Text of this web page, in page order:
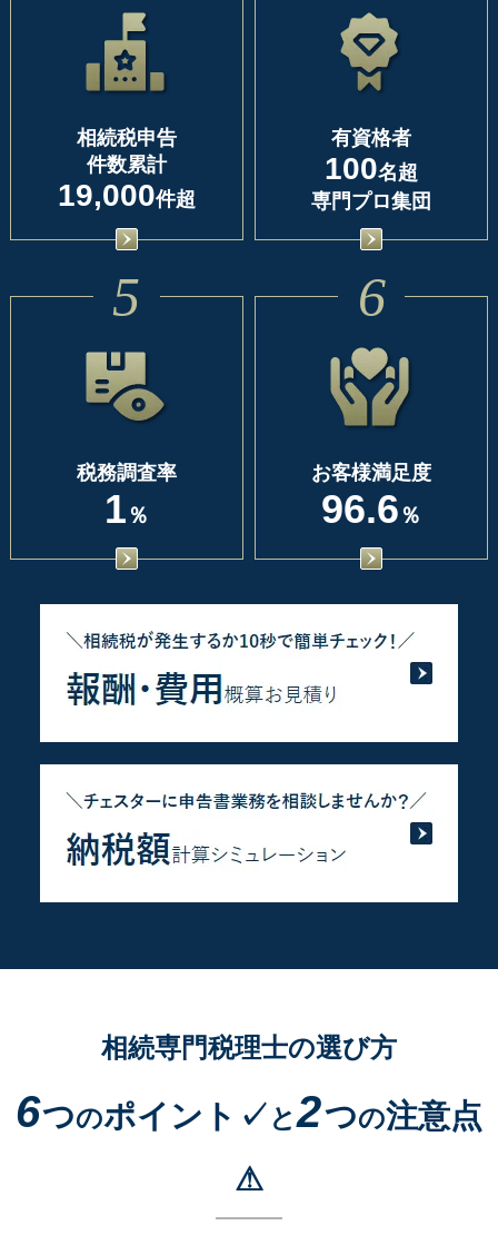
相続税申告
件数累計
19,000件超
有資格者
100名超
専門プロ集団
5
税務調査率
1 ％
6
お客様満足度
96.6 ％
相続専門税理士の選び方
6つのポイント✓ と2つの注意点
⚠